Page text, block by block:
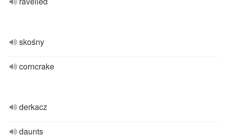
skośny
corncrake
derkacz
daunts